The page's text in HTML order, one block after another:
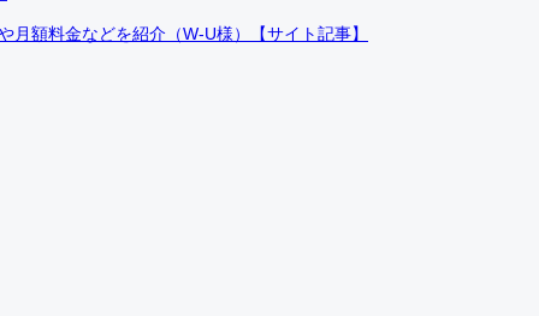
額料金などを紹介（W-U様）【サイト記事】